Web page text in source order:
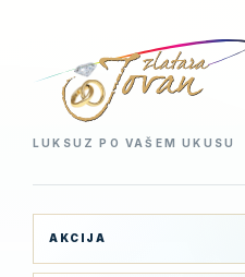
LUKSUZ PO VAŠEM UKUSU
AKCIJA